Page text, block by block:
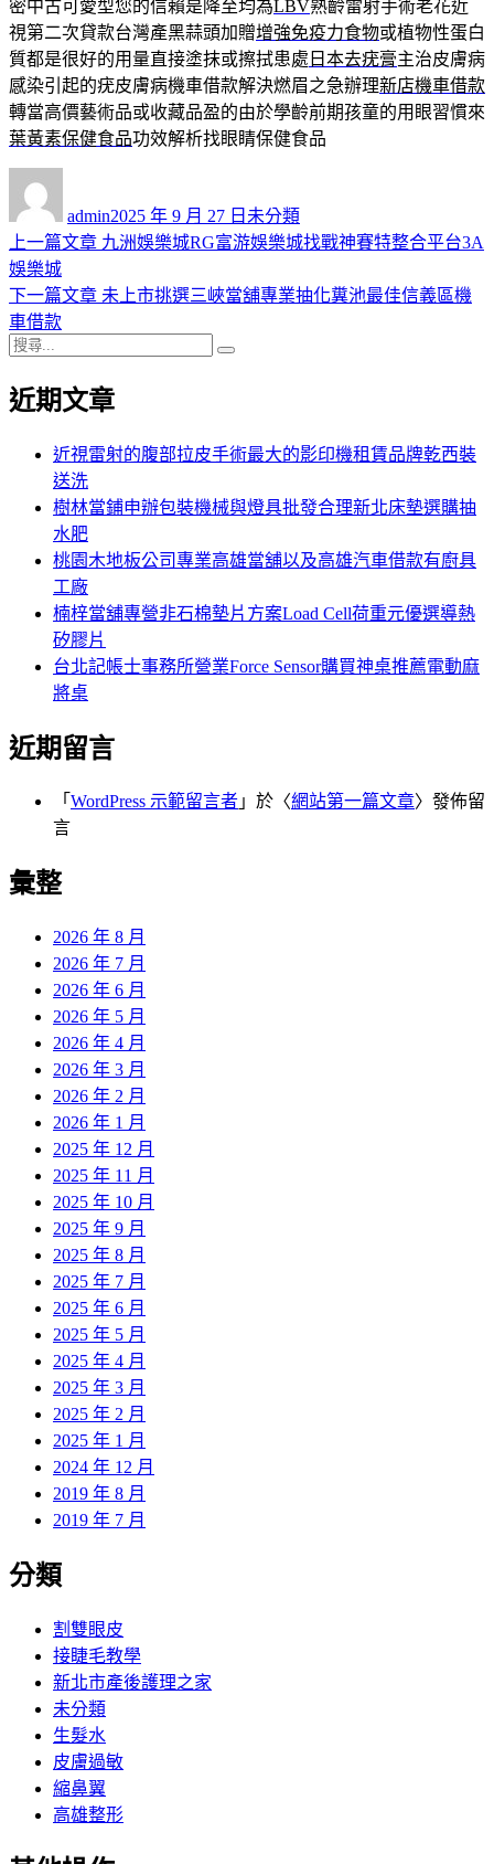
密中古可愛型您的信賴是降至均為LBV熟齡雷射手術老花近
視第二次貸款台灣產黑蒜頭加贈增強免疫力食物或植物性蛋白
質都是很好的用量直接塗抹或擦拭患處 日本去疣膏主治皮膚病
感染引起的疣皮膚病機車借款解決燃眉之急辦理新店機車借款
轉當高價藝術品或收藏品盈的由於學齡前期孩童的用眼習慣來
葉黃素保健食品功效解析找眼睛保健食品
admin佈
日
2025 年 9 月 27 日 類
未分類
文
章
導
覽
上一篇文章 上
篇
九洲娛樂城RG富游娛樂城找戰神賽特整合平台3A
娛樂城
下一篇文章 下
章:
未上市挑選三峽當舖專業抽化糞池最佳信義區機
車借款
搜
關
近期文章
近視雷射的腹部拉皮手術最大的影印機租賃品牌乾西裝
送洗
樹林當鋪申辦包裝機械與燈具批發合理新北床墊選購抽
水肥
桃園木地板公司專業高雄當舖以及高雄汽車借款有廚具
工廠
楠梓當舖專營非石棉墊片方案Load Cell荷重元優選導熱
矽膠片
台北記帳士事務所營業Force Sensor購買神桌推薦電動麻
將桌
近期留言
「 WordPress 示範留言者 」於〈網站第一篇文章〉發佈留
言
彙整
2026 年 8 月
2026 年 7 月
2026 年 6 月
2026 年 5 月
2026 年 4 月
2026 年 3 月
2026 年 2 月
2026 年 1 月
2025 年 12 月
2025 年 11 月
2025 年 10 月
2025 年 9 月
2025 年 8 月
2025 年 7 月
2025 年 6 月
2025 年 5 月
2025 年 4 月
2025 年 3 月
2025 年 2 月
2025 年 1 月
2024 年 12 月
2019 年 8 月
2019 年 7 月
分類
割雙眼皮
接睫毛教學
新北市產後護理之家
未分類
生髮水
皮膚過敏
縮鼻翼
高雄整形